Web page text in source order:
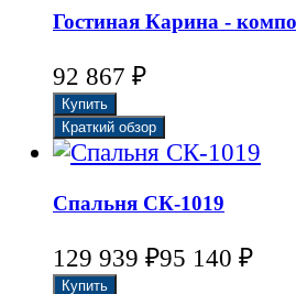
Гостиная Карина -
92 867 ₽
Спальня СК-1019
129 939 ₽95 140 ₽